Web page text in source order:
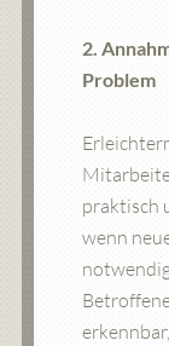
2.
Problem
praktisch
wenn